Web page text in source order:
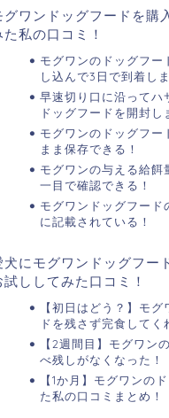
グワンドッグフードを購
た私の口コミ！
モグワンのドッグフー
し込んで3日で到着し
早速切り口に沿ってハ
ドッグフードを開封し
モグワンのドッグフー
まま保存できる！
モグワンの与える給餌
一目で確認できる！
モグワンドッグフード
に記載されている！
犬にモグワンドッグフー
試ししてみた口コミ！
【初日はどう？】モ
ドを残さず完食してく
【2週間目】モグワン
べ残しがなくなった！
【1か月】モグワンの
た私の口コミまとめ！